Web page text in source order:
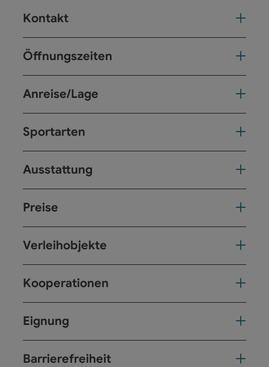
Kontakt
Öffnungszeiten
Anreise/Lage
Sportarten
Ausstattung
Preise
Verleihobjekte
Kooperationen
Eignung
Barrierefreiheit